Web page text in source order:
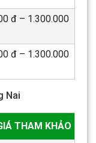
đ – 1.300.000
đ – 1.300.000
Nai
THAM KHẢO